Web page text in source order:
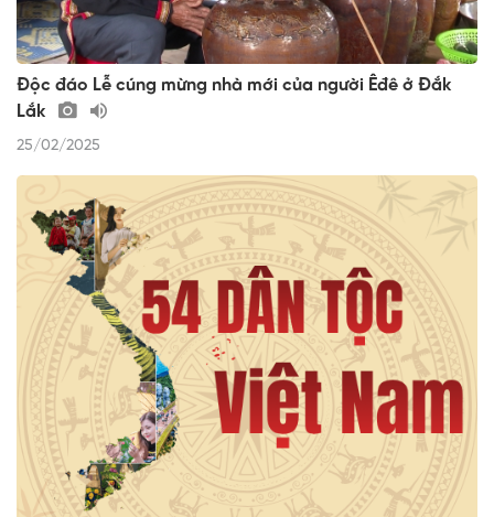
Độc đáo Lễ cúng mừng nhà mới của người Êđê ở Đắk
Lắk
25/02/2025